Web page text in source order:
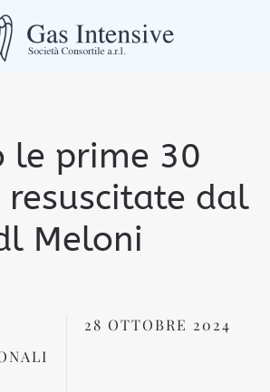
content
le prime 30
dal
Meloni
28 OTTOBRE 2024